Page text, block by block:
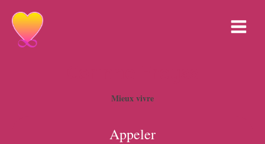
Mieux vivre
Appeler